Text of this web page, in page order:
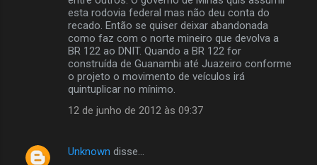
esta rodovia federal mas não deu conta do
recado. Então se quiser deixar abandonada
como faz com o norte mineiro que devolva a
BR 122 ao DNIT. Quando a BR 122 for
construída de Guanambi até Juazeiro conforme
o projeto o movimento de veículos irá
quintuplicar no mínimo.
12 de junho de 2012 às 09:37
Unknown disse…